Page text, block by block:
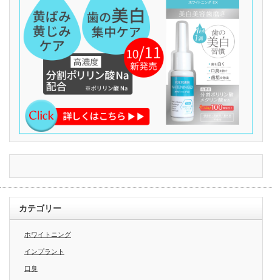
カテゴリー
ホワイトニング
インプラント
口臭